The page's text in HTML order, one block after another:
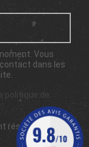
Vous
dans les
de
réservés.